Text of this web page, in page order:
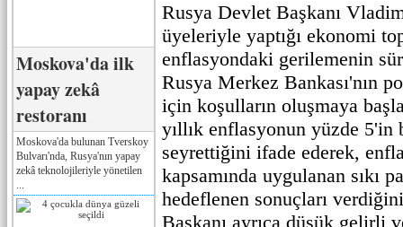
Moskova'da ilk
yapay zekâ
restoranı
Moskova'da bulunan Tverskoy
Bulvarı'nda, Rusya'nın yapay
zekâ teknolojileriyle yönetilen
Rusya Devlet Başkanı
üyeleriyle yaptığı ekonomi
enflasyondaki gerilemenin
Rusya Merkez Bankası'nın
için koşulların oluşmaya
yıllık enflasyonun yüzde 5'in
seyrettiğini ifade ederek,
kapsamında uygulanan sıkı
hedeflenen sonuçları
Başkanı ayrıca düşük gelirli